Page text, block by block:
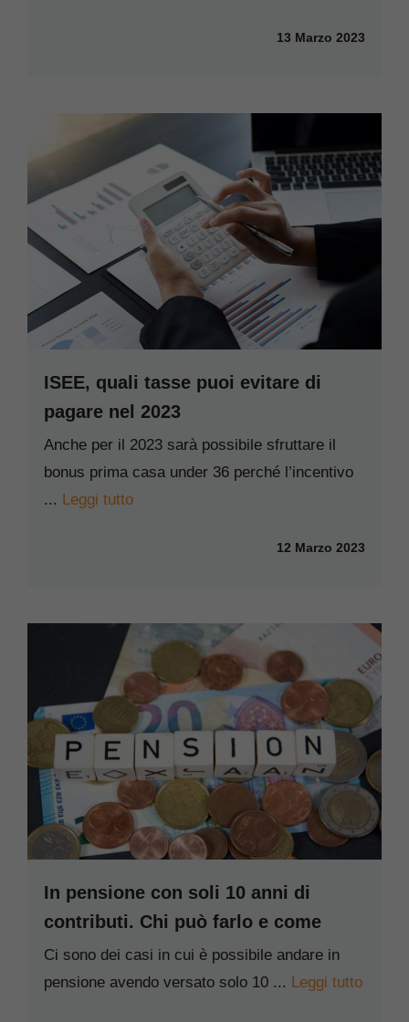
13 Marzo 2023
ISEE, quali tasse puoi evitare di
pagare nel 2023
Anche per il 2023 sarà possibile sfruttare il
bonus prima casa under 36 perché l’incentivo
... Leggi tutto
12 Marzo 2023
In pensione con soli 10 anni di
contributi. Chi può farlo e come
Ci sono dei casi in cui è possibile andare in
pensione avendo versato solo 10 ... Leggi tutto